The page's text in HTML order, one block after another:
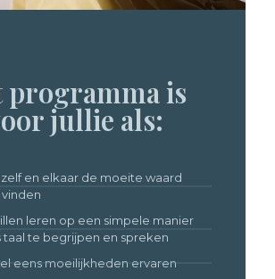
programma is
jullie als:
en elkaar de moeite waard
vinden
leren op een simpele manier
taal te begrijpen en spreken
eens moeilijkheden ervaren